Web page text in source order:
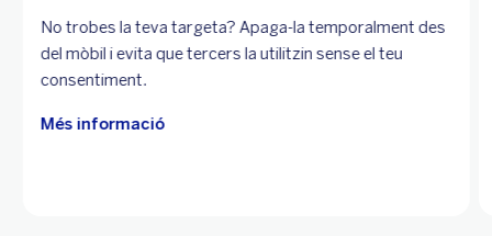
No trobes la teva targeta? Apaga-la temporalment des
del mòbil i evita que tercers la utilitzin sense el teu
consentiment.
Més informació